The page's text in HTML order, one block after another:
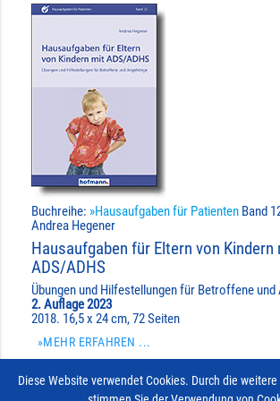
Buchreihe: »Hausaufgaben für PatientenBand
Andrea Hegener
Hausaufgaben für Eltern von Kindern
ADS/ADHS
Übungen und Hilfestellungen für Betroffene und
2. Auflage 2023
2018. 16,5 x 24 cm, 72 Seiten
»MEHR ERFAHREN ...
Diese Website verwendet Cookies. Durch die